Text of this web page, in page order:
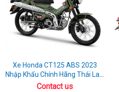
Xe Honda CT125 ABS 2023
Nhập Khẩu Chính Hãng Thái Lan,
Đủ Phụ Kiện Đồ Chơi
Contact us